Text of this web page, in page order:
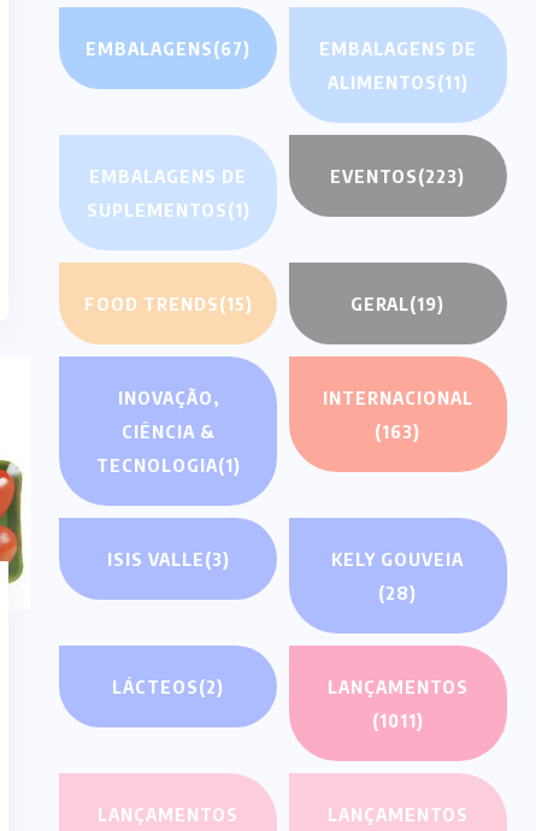
EMBALAGENS(67)
EMBALAGENS DE
ALIMENTOS(11)
EMBALAGENS DE
SUPLEMENTOS(1)
EVENTOS(223)
FOOD TRENDS(15) GERAL(19)
INOVAÇÃO,
CIÊNCIA &
TECNOLOGIA(1)
INTERNACIONAL
(163)
ISIS VALLE(3)
KELY GOUVEIA
(28)
LÁCTEOS(2)
LANÇAMENTOS
(1011)
LANÇAMENTOS
LANÇAMENTOS